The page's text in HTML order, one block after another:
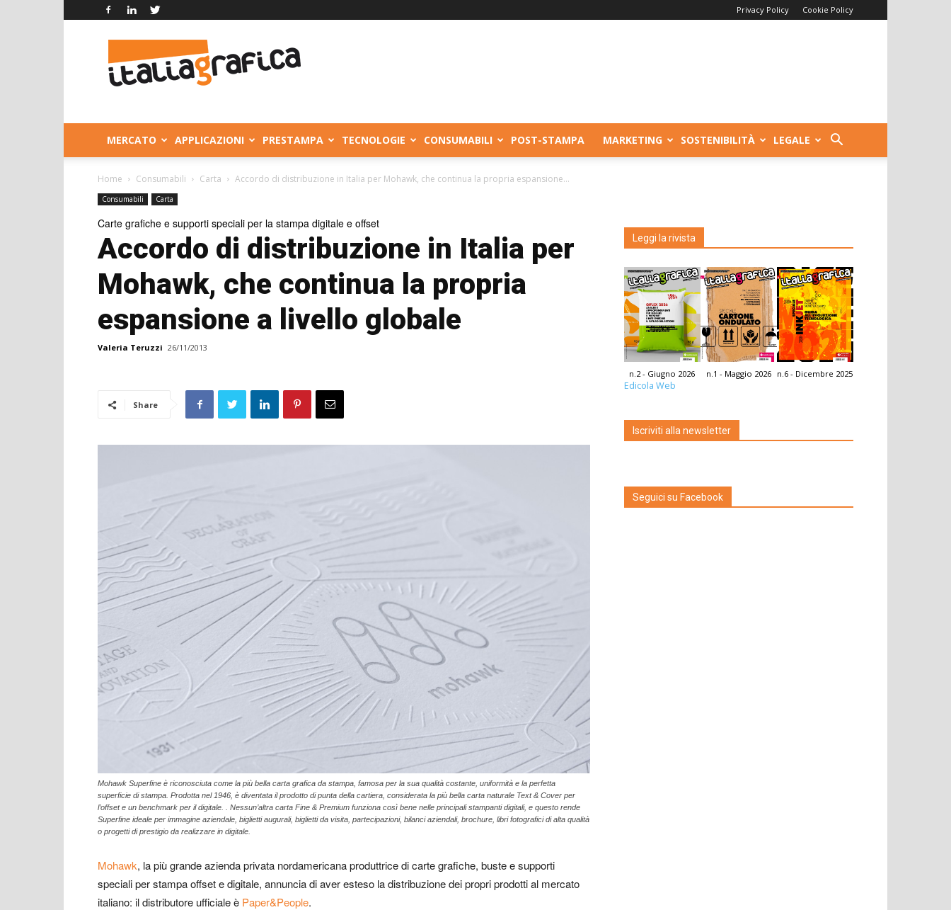
Privacy Policy Cookie Policy
Grafica
MERCATO APPLICAZIONI PRESTAMPA TECNOLOGIE CONSUMABILI POST-STAMPA MARKETING SOSTENIBILITÀ LEGALE
Home Consumabili Carta Accordo di distribuzione in Italia per Mohawk, che continua la propria espansione...
Consumabili Carta
Carte grafiche e supporti speciali per la stampa digitale e offset
Accordo di distribuzione in Italia per
Mohawk, che continua la propria
espansione a livello globale
Valeria Teruzzi 26/11/2013
Share
Mohawk Superfine è riconosciuta come la più bella carta grafica da stampa, famosa per la sua qualità costante, uniformità e la perfetta
superficie di stampa. Prodotta nel 1946, è diventata il prodotto di punta della cartiera, considerata la più bella carta naturale Text & Cover per
l’offset e un benchmark per il digitale. . Nessun’altra carta Fine & Premium funziona così bene nelle principali stampanti digitali, e questo rende
Superfine ideale per immagine aziendale, biglietti augurali, biglietti da visita, partecipazioni, bilanci aziendali, brochure, libri fotografici di alta qualità
o progetti di prestigio da realizzare in digitale.
Mohawk, la più grande azienda privata nordamericana produttrice di carte grafiche, buste e supporti
speciali per stampa offset e digitale, annuncia di aver esteso la distribuzione dei propri prodotti al mercato
italiano: il distributore ufficiale è Paper&People.
Leggi la rivista
n.2 - Giugno 2026 n.1 - Maggio 2026 n.6 - Dicembre 2025
Edicola Web
Iscriviti alla newsletter
Seguici su Facebook